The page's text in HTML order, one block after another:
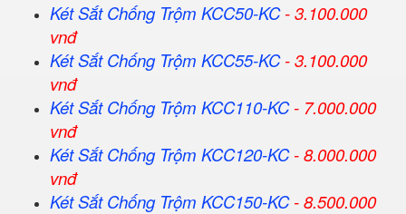
Két Sắt Chống Trộm KCC50-KC- 3.100.000
vnđ
Két Sắt Chống Trộm KCC55-KC- 3.100.000
vnđ
Két Sắt Chống Trộm KCC110-KC- 7.000.000
vnđ
Két Sắt Chống Trộm KCC120-KC- 8.000.000
vnđ
Két Sắt Chống Trộm KCC150-KC- 8.500.000